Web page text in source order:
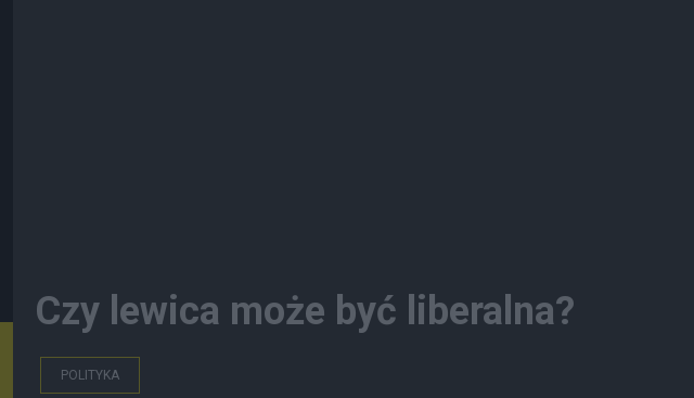
Czy lewica może być liberalna?
POLITYKA